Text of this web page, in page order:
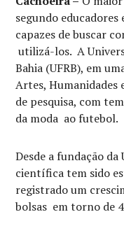
segundo
capazes de buscar
utilizá-los. A
Bahia (UFRB), em
Artes,
de pesquisa, com
da moda ao futebol.
Desde a fundação da
científica tem sido
registrado um
bolsas em torno de